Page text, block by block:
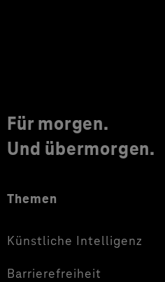
Für morgen.
Und übermorgen.
Themen
Künstliche Intelligenz
Barrierefreiheit